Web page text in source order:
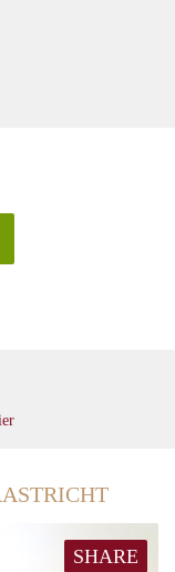
SHARE